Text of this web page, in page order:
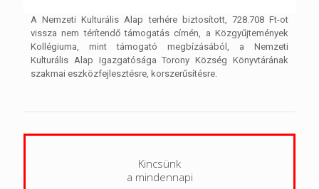
A Nemzeti Kulturális Alap terhére biztosított, 728.708 Ft-ot
vissza nem térítendő támogatás címén, a Közgyűjtemények
Kollégiuma, mint támogató megbízásából, a Nemzeti
Kulturális Alap Igazgatósága Torony Község Könyvtárának
szakmai eszközfejlesztésre, korszerűsítésre.
Kincsünk
a mindennapi